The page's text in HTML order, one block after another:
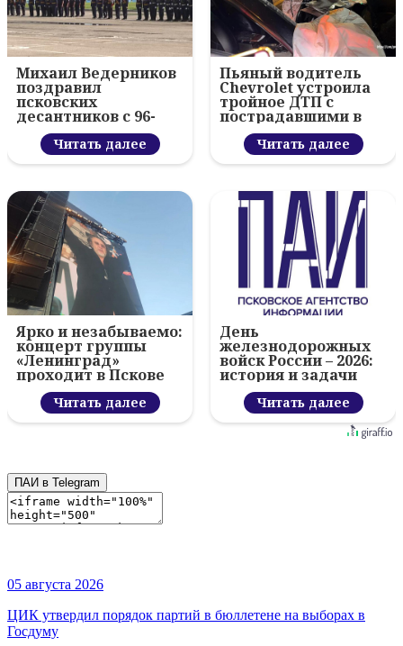
Михаил Ведерников
поздравил
псковских
десантников с 96-
летием ВДВ и
вручил награды
Читать далее
Пьяный водитель
Chevrolet устроила
тройное ДТП с
пострадавшими в
Пскове
Читать далее
Ярко и незабываемо:
концерт группы
«Ленинград»
проходит в Пскове
Читать далее
День
железнодорожных
войск России – 2026:
история и задачи
ЖДВ
Читать далее
ПАИ в Telegram
05 августа 2026
ЦИК утвердил порядок партий в бюллетене на выборах в
Госдуму